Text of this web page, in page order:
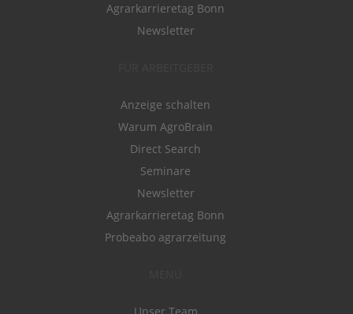
Agrarkarrieretag Bonn
Newsletter
Anzeige schalten
Warum AgroBrain
Direct Search
Seminare
Newsletter
Agrarkarrieretag Bonn
Probeabo agrarzeitung